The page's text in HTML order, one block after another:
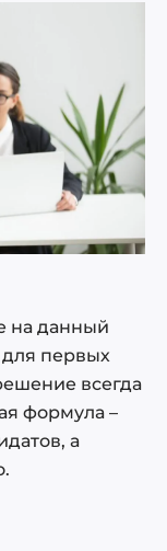
на данный
первых
всегда
формула –
а